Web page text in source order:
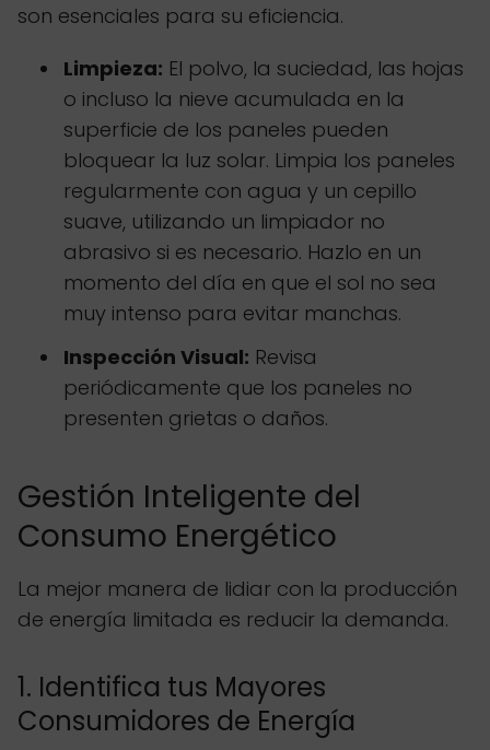
son esenciales para su eficiencia.
Limpieza: El polvo, la suciedad, las hojas
o incluso la nieve acumulada en la
superficie de los paneles pueden
bloquear la luz solar. Limpia los paneles
regularmente con agua y un cepillo
suave, utilizando un limpiador no
abrasivo si es necesario. Hazlo en un
momento del día en que el sol no sea
muy intenso para evitar manchas.
Inspección Visual: Revisa
periódicamente que los paneles no
presenten grietas o daños.
Gestión Inteligente del
Consumo Energético
La mejor manera de lidiar con la producción
de energía limitada es reducir la demanda.
1. Identifica tus Mayores
Consumidores de Energía